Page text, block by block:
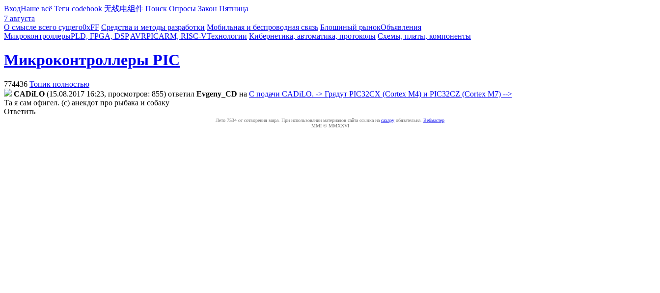
ВходНаше всё Теги codebook 无线电组件 Поиск Опросы Закон Пятница
7 августа
О смысле всего сущего0xFF Средства и методы разработки Мобильная и беспроводная связь Блошиный рынокОбъявления
МикроконтроллерыPLD, FPGA, DSP AVRPICARM, RISC-VТехнологии Кибернетика, автоматика, протоколы Схемы, платы, компоненты
Микроконтроллеры PIC
774436 Топик полностью
CADiLO (15.08.2017 16:23, просмотров: 855) ответил Evgeny_CD на С подачи CADiLO. -> Грядут PIC32CX (Cortex M4) и PIC32CZ (Cortex M7) -->
Та я сам офигел. (с) анекдот про рыбака и собаку
Ответить
Лето 7534 от сотворения мира. При использовании материалов сайта ссылка на caxapу обязательна. Вебмастер
MMI © MMXXVI